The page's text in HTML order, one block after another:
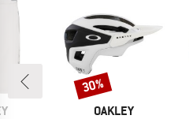
MARKE
OAKLEY
Rabatt
30%